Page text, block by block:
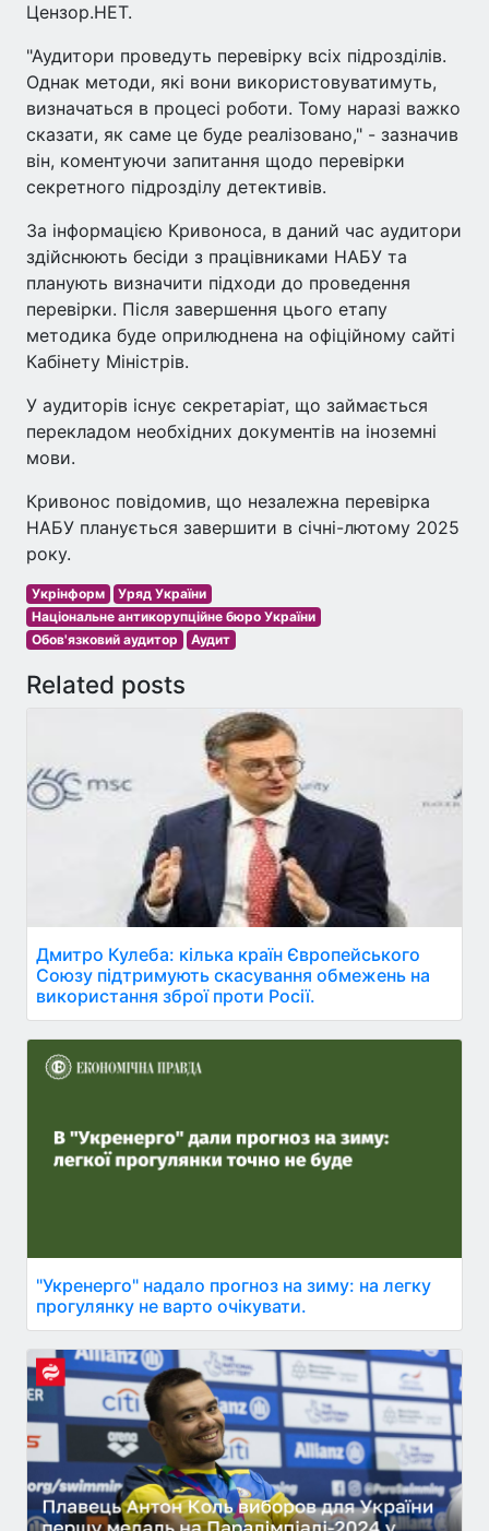
Цензор.НЕТ.
"Аудитори проведуть перевірку всіх підрозділів.
Однак методи, які вони використовуватимуть,
визначаться в процесі роботи. Тому наразі важко
сказати, як саме це буде реалізовано," - зазначив
він, коментуючи запитання щодо перевірки
секретного підрозділу детективів.
За інформацією Кривоноса, в даний час аудитори
здійснюють бесіди з працівниками НАБУ та
планують визначити підходи до проведення
перевірки. Після завершення цього етапу
методика буде оприлюднена на офіційному сайті
Кабінету Міністрів.
У аудиторів існує секретаріат, що займається
перекладом необхідних документів на іноземні
мови.
Кривонос повідомив, що незалежна перевірка
НАБУ планується завершити в січні-лютому 2025
року.
Укрінформ
Уряд України
Національне антикорупційне бюро України
Обов'язковий аудитор
Аудит
Related posts
Дмитро Кулеба: кілька країн Європейського
Союзу підтримують скасування обмежень на
використання зброї проти Росії.
"Укренерго" надало прогноз на зиму: на легку
прогулянку не варто очікувати.